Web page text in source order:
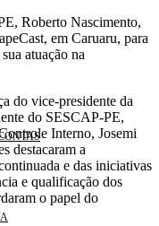
Roberto Nascimento,
em Caruaru, para
atuação na
do vice-presidente da
do SESCAP-PE,
Interno, Josemi
destacaram a
e das iniciativas
e qualificação dos
o papel do